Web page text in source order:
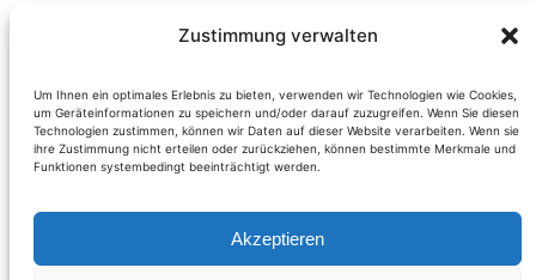
Zustimmung verwalten
Um Ihnen ein optimales Erlebnis zu bieten, verwenden wir Technologien wie Cookies,
um Geräteinformationen zu speichern und/oder darauf zuzugreifen. Wenn Sie diesen
Technologien zustimmen, können wir Daten auf dieser Website verarbeiten. Wenn sie
ihre Zustimmung nicht erteilen oder zurückziehen, können bestimmte Merkmale und
Funktionen systembedingt beeinträchtigt werden.
Akzeptieren
Forderung des NEOS-Klubobmann Matthias
Strolz die maßlose Parteienförderung
zurückzuschrauben. Nach der Entscheidung der
Präsidiale des Parlaments über die
Parlamentssanierung hat Strolz die Klubobleute
der im Parlament vertretenen Parteien zu einem
geringfügigen Verzicht der Parteienförderung